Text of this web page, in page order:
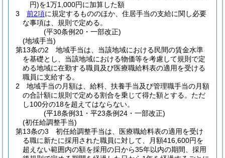
円)を1万1,000円に加算した額
3
前2項に規定するもののほか、住居手当の支給に関し必要
な事項は、規則で定める。
(平30条例20・一部改正)
(地域手当)
第13条の2
地域手当は、当該地域における民間の賃金水準
を基礎とし、当該地域における物価等を考慮して規則で定
める地域に在勤する職員及び医療職給料表の適用を受ける
職員に支給する。
2
地域手当の月額は、給料、扶養手当及び管理職手当の月額
の合計額に規則で定める割合を乗じて得た額とする。 ただ
し100分の18を超えてはならない。
(平18条例31・平23条例24・一部改正)
(初任給調整手当)
第13条の3
初任給調整手当は、医療職給料表の適用を受け
る職に新たに採用された職員に対して、月額416,600円を
超えない範囲内の額を採用の日から35年以内の期間、採用